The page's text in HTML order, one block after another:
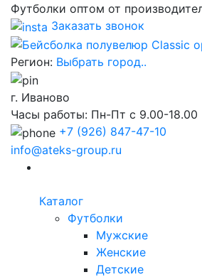
Футболки оптом от
Заказать звонок
Регион: Выбрать город..
г. Иваново
Часы работы: Пн-Пт с 9.00-18.00
+7 (926) 847-47-10
info@ateks-group.ru
Каталог
Футболки
Мужские
Женские
Детские